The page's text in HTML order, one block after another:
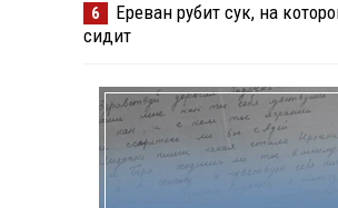
6
Ереван рубит сук, на
сидит